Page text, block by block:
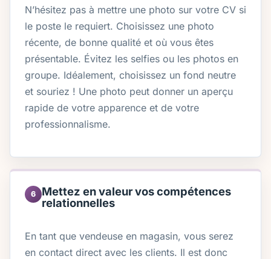
N’hésitez pas à mettre une photo sur votre CV si
le poste le requiert. Choisissez une photo
récente, de bonne qualité et où vous êtes
présentable. Évitez les selfies ou les photos en
groupe. Idéalement, choisissez un fond neutre
et souriez ! Une photo peut donner un aperçu
rapide de votre apparence et de votre
professionnalisme.
6
Mettez en valeur vos compétences
relationnelles
En tant que vendeuse en magasin, vous serez
en contact direct avec les clients. Il est donc